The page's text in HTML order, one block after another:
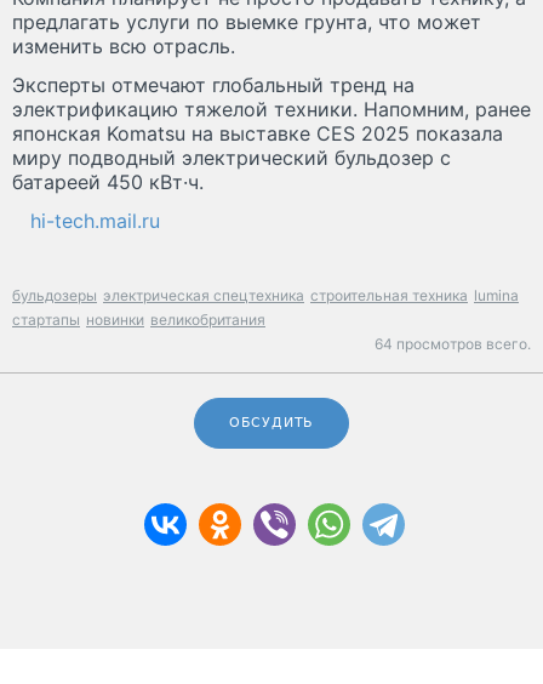
предлагать услуги по выемке грунта, что может
изменить всю отрасль.
Эксперты отмечают глобальный тренд на
электрификацию тяжелой техники. Напомним, ранее
японская Komatsu на выставке CES 2025 показала
миру подводный электрический бульдозер с
батареей 450 кВт·ч.
hi-tech.mail.ru
бульдозеры электрическая спецтехника строительная техника lumina
стартапы новинки великобритания
64 просмотров всего.
ОБСУДИТЬ